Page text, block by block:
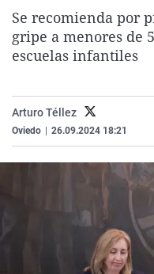
Se recomienda por
gripe a menores de
escuelas infantiles
Arturo Téllez
Oviedo 26.09.2024 18:21